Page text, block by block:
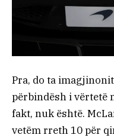
Pra, do ta
përbindësh i vërtetë
fakt, nuk është.
vetëm rreth 10 për